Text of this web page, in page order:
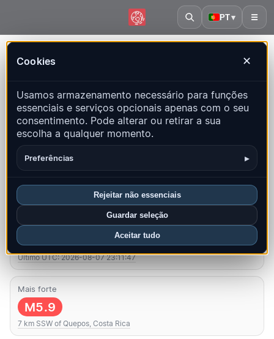
PT▾ ☰
Cookies ✕
Usamos armazenamento necessário para funções
essenciais e serviços opcionais apenas com o seu
consentimento. Pode alterar ou retirar a sua
escolha a qualquer momento.
Preferências ▸
Rejeitar não essenciais
Guardar seleção
Aceitar tudo
QuakeMap24
Mapa ao vivo, estatísticas e eventos recentes
Abrir mapa histórico Últimos neste país
Visão geral Mapa Recentes Gráficos Principais regiões
FAQ
Sismos neste mês
36
Último UTC: 2026-08-07 23:11:47
Mais forte
M5.9
7 km SSW of Quepos, Costa Rica